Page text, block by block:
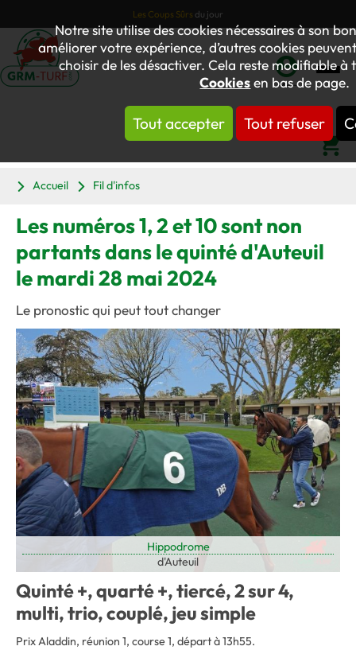
Notre site utilise des cookies nécessaires à son
améliorer votre expérience, d’autres cookies
choisir de les désactiver. Cela reste modifiable
Cookiesen bas de page.
Tout accepter Tout refuser
Les Coups Sûrs du jour
Mon
Panier
Accueil
Fil d'infos
Les numéros 1, 2 et 10 sont non
partants dans le quinté d'Auteuil
le mardi 28 mai 2024
Le pronostic qui peut tout changer
Hippodrome
d'Auteuil
Quinté +, quarté +, tiercé, 2 sur 4,
multi, trio, couplé, jeu simple
Prix Aladdin, réunion 1, course 1, départ à 13h55.